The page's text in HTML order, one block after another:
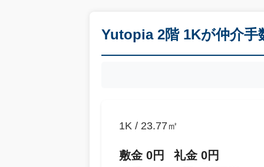
Yutopia 2階 1Kが仲介手
1K / 23.77㎡
敷金 0円
礼金 0円